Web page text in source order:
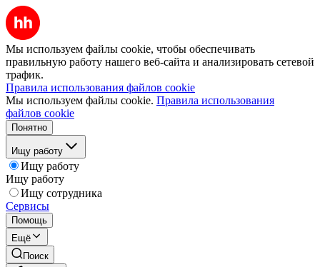
Мы используем файлы cookie, чтобы обеспечивать
правильную работу нашего веб-сайта и анализировать сетевой
трафик.
Правила использования файлов cookie
Мы используем файлы cookie. Правила использования
файлов cookie
Понятно
Ищу работу
Ищу работу
Ищу работу
Ищу сотрудника
Сервисы
Помощь
Ещё
Поиск